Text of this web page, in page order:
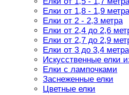
Елки от 1,8 - 1,9 метра
Елки от 2 - 2,3 метра
Елки от 2,4 до 2,6
Елки от 2,7 до 2,9
Елки от 3 до 3,4 метра
Искусственные елки
Елки с лампочками
Заснеженные елки
Цветные елки